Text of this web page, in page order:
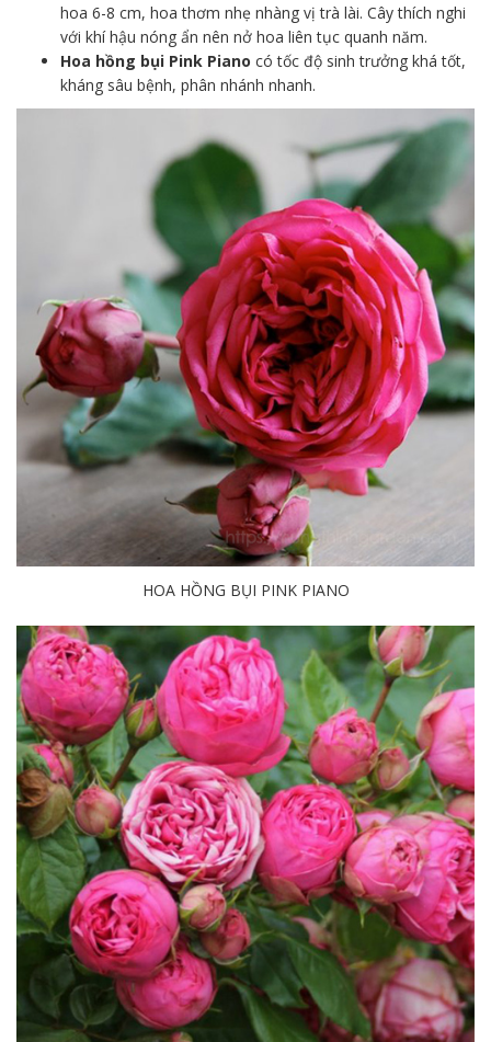
hoa 6-8 cm, hoa thơm nhẹ nhàng vị trà lài. Cây thích nghi
với khí hậu nóng ẩn nên nở hoa liên tục quanh năm.
Hoa hồng bụi Pink Piano có tốc độ sinh trưởng khá tốt,
kháng sâu bệnh, phân nhánh nhanh.
HOA HỒNG BỤI PINK PIANO